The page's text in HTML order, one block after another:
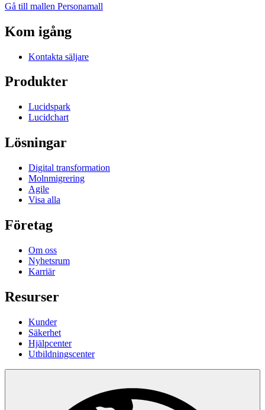
Gå till mallen Personamall
Kom igång
Kontakta säljare
Produkter
Lucidspark
Lucidchart
Lösningar
Digital transformation
Molnmigrering
Agile
Visa alla
Företag
Om oss
Nyhetsrum
Karriär
Resurser
Kunder
Säkerhet
Hjälpcenter
Utbildningscenter